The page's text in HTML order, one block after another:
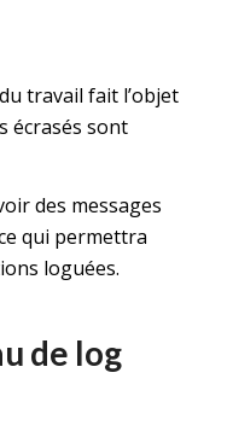
travail fait l’objet
écrasés sont
des messages
qui permettra
loguées.
de log